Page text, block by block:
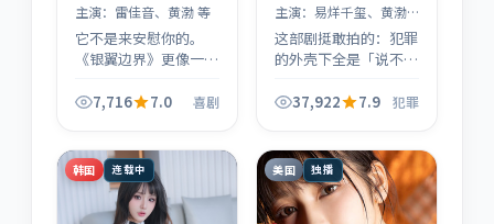
主演： 雷佳音、黄渤 等
它不是来安慰你的。
《银翼边界》更像一次
普通人还能守住哪一条
7,716 7.0 喜剧
主演： 易烊千玺、黄渤
等
这部剧挺敢拍的：犯罪
的外壳下全是「说不出
黄渤的表演把笑点与沉
37,922 7.9 犯罪
韩国 连载中 美国 独播